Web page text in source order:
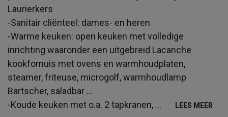
Laurierkers
-Sanitair cliënteel: dames- en heren
-Warme keuken: open keuken met volledige
inrichting waaronder een uitgebreid Lacanche
kookfornuis met ovens en warmhoudplaten,
steamer, friteuse, microgolf, warmhoudlamp
Bartscher, saladbar …
-Koude keuken met o.a. 2 tapkranen, ... LEES MEER